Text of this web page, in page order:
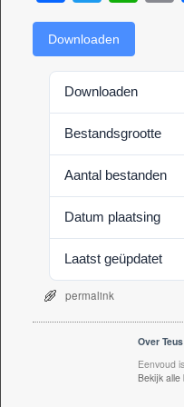
a
c
e
b
o
o
k
wi
tt
er s
A
p
p
Downloaden
Downloaden
Bestandsgrootte
Aantal bestanden
Datum plaatsing
Laatst geüpdatet
permalink
Over
Eenvoud
Bekijk alle